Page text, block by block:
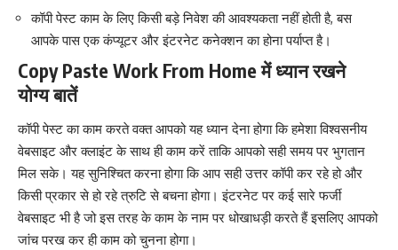
कॉपी पेस्ट काम के लिए किसी बड़े निवेश की आवश्यकता नहीं होती है, बस
आपके पास एक कंप्यूटर और इंटरनेट कनेक्शन का होना पर्याप्त है।
Copy Paste Work From Home में ध्यान रखने
योग्य बातें
कॉपी पेस्ट का काम करते वक्त आपको यह ध्यान देना होगा कि हमेशा विश्वसनीय
वेबसाइट और क्लाइंट के साथ ही काम करें ताकि आपको सही समय पर भुगतान
मिल सके। यह सुनिश्चित करना होगा कि आप सही उत्तर कॉपी कर रहे हो और
किसी प्रकार से हो रहे त्रुटि से बचना होगा। इंटरनेट पर कई सारे फर्जी
वेबसाइट भी है जो इस तरह के काम के नाम पर धोखाधड़ी करते हैं इसलिए आपको
जांच परख कर ही काम को चुनना होगा।